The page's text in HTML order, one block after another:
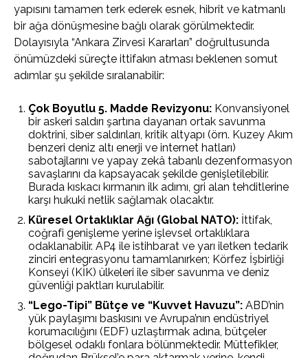
yapısını tamamen terk ederek esnek, hibrit ve katmanlı
bir ağa dönüşmesine bağlı olarak görülmektedir.
Dolayısıyla “Ankara Zirvesi Kararları” doğrultusunda
önümüzdeki süreçte ittifakın atması beklenen somut
adımlar şu şekilde sıralanabilir:
Çok Boyutlu 5. Madde Revizyonu: Konvansiyonel
bir askeri saldırı şartına dayanan ortak savunma
doktrini, siber saldırıları, kritik altyapı (örn. Kuzey Akım
benzeri deniz altı enerji ve internet hatları)
sabotajlarını ve yapay zekâ tabanlı dezenformasyon
savaşlarını da kapsayacak şekilde genişletilebilir.
Burada kıskacı kırmanın ilk adımı, gri alan tehditlerine
karşı hukuki netlik sağlamak olacaktır.
Küresel Ortaklıklar Ağı (Global NATO): İttifak,
coğrafi genişleme yerine işlevsel ortaklıklara
odaklanabilir. AP4 ile istihbarat ve yarı iletken tedarik
zinciri entegrasyonu tamamlanırken; Körfez İşbirliği
Konseyi (KİK) ülkeleri ile siber savunma ve deniz
güvenliği paktları kurulabilir.
“Lego-Tipi” Bütçe ve “Kuvvet Havuzu”: ABD’nin
yük paylaşımı baskısını ve Avrupa’nın endüstriyel
korumacılığını (EDF) uzlaştırmak adına, bütçeler
bölgesel odaklı fonlara bölünmektedir. Müttefikler,